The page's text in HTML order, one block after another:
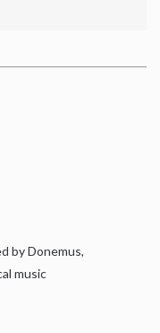
by Donemus,
music